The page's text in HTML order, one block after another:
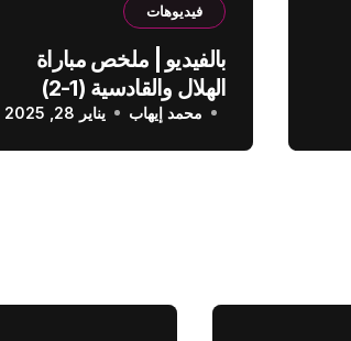
فيديوهات
بالفيديو | ملخص مباراة
الهلال والقادسية (1-2)
الدوري السعودي
محمد إيهاب يناير 28, 2025